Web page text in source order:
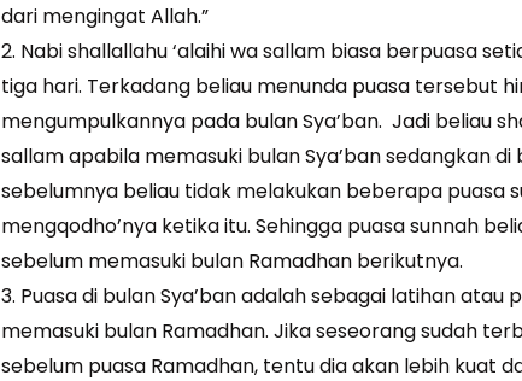
dari mengingat Allah.”
2. Nabi shallallahu ‘alaihi wa sallam biasa berpuasa
tiga hari. Terkadang beliau menunda puasa tersebut
mengumpulkannya pada bulan Sya’ban. Jadi beliau
sallam apabila memasuki bulan Sya’ban sedangkan
sebelumnya beliau tidak melakukan beberapa puasa
mengqodho’nya ketika itu. Sehingga puasa sunnah
sebelum memasuki bulan Ramadhan berikutnya.
3. Puasa di bulan Sya’ban adalah sebagai latihan atau
memasuki bulan Ramadhan. Jika seseorang sudah
sebelum puasa Ramadhan, tentu dia akan lebih kuat